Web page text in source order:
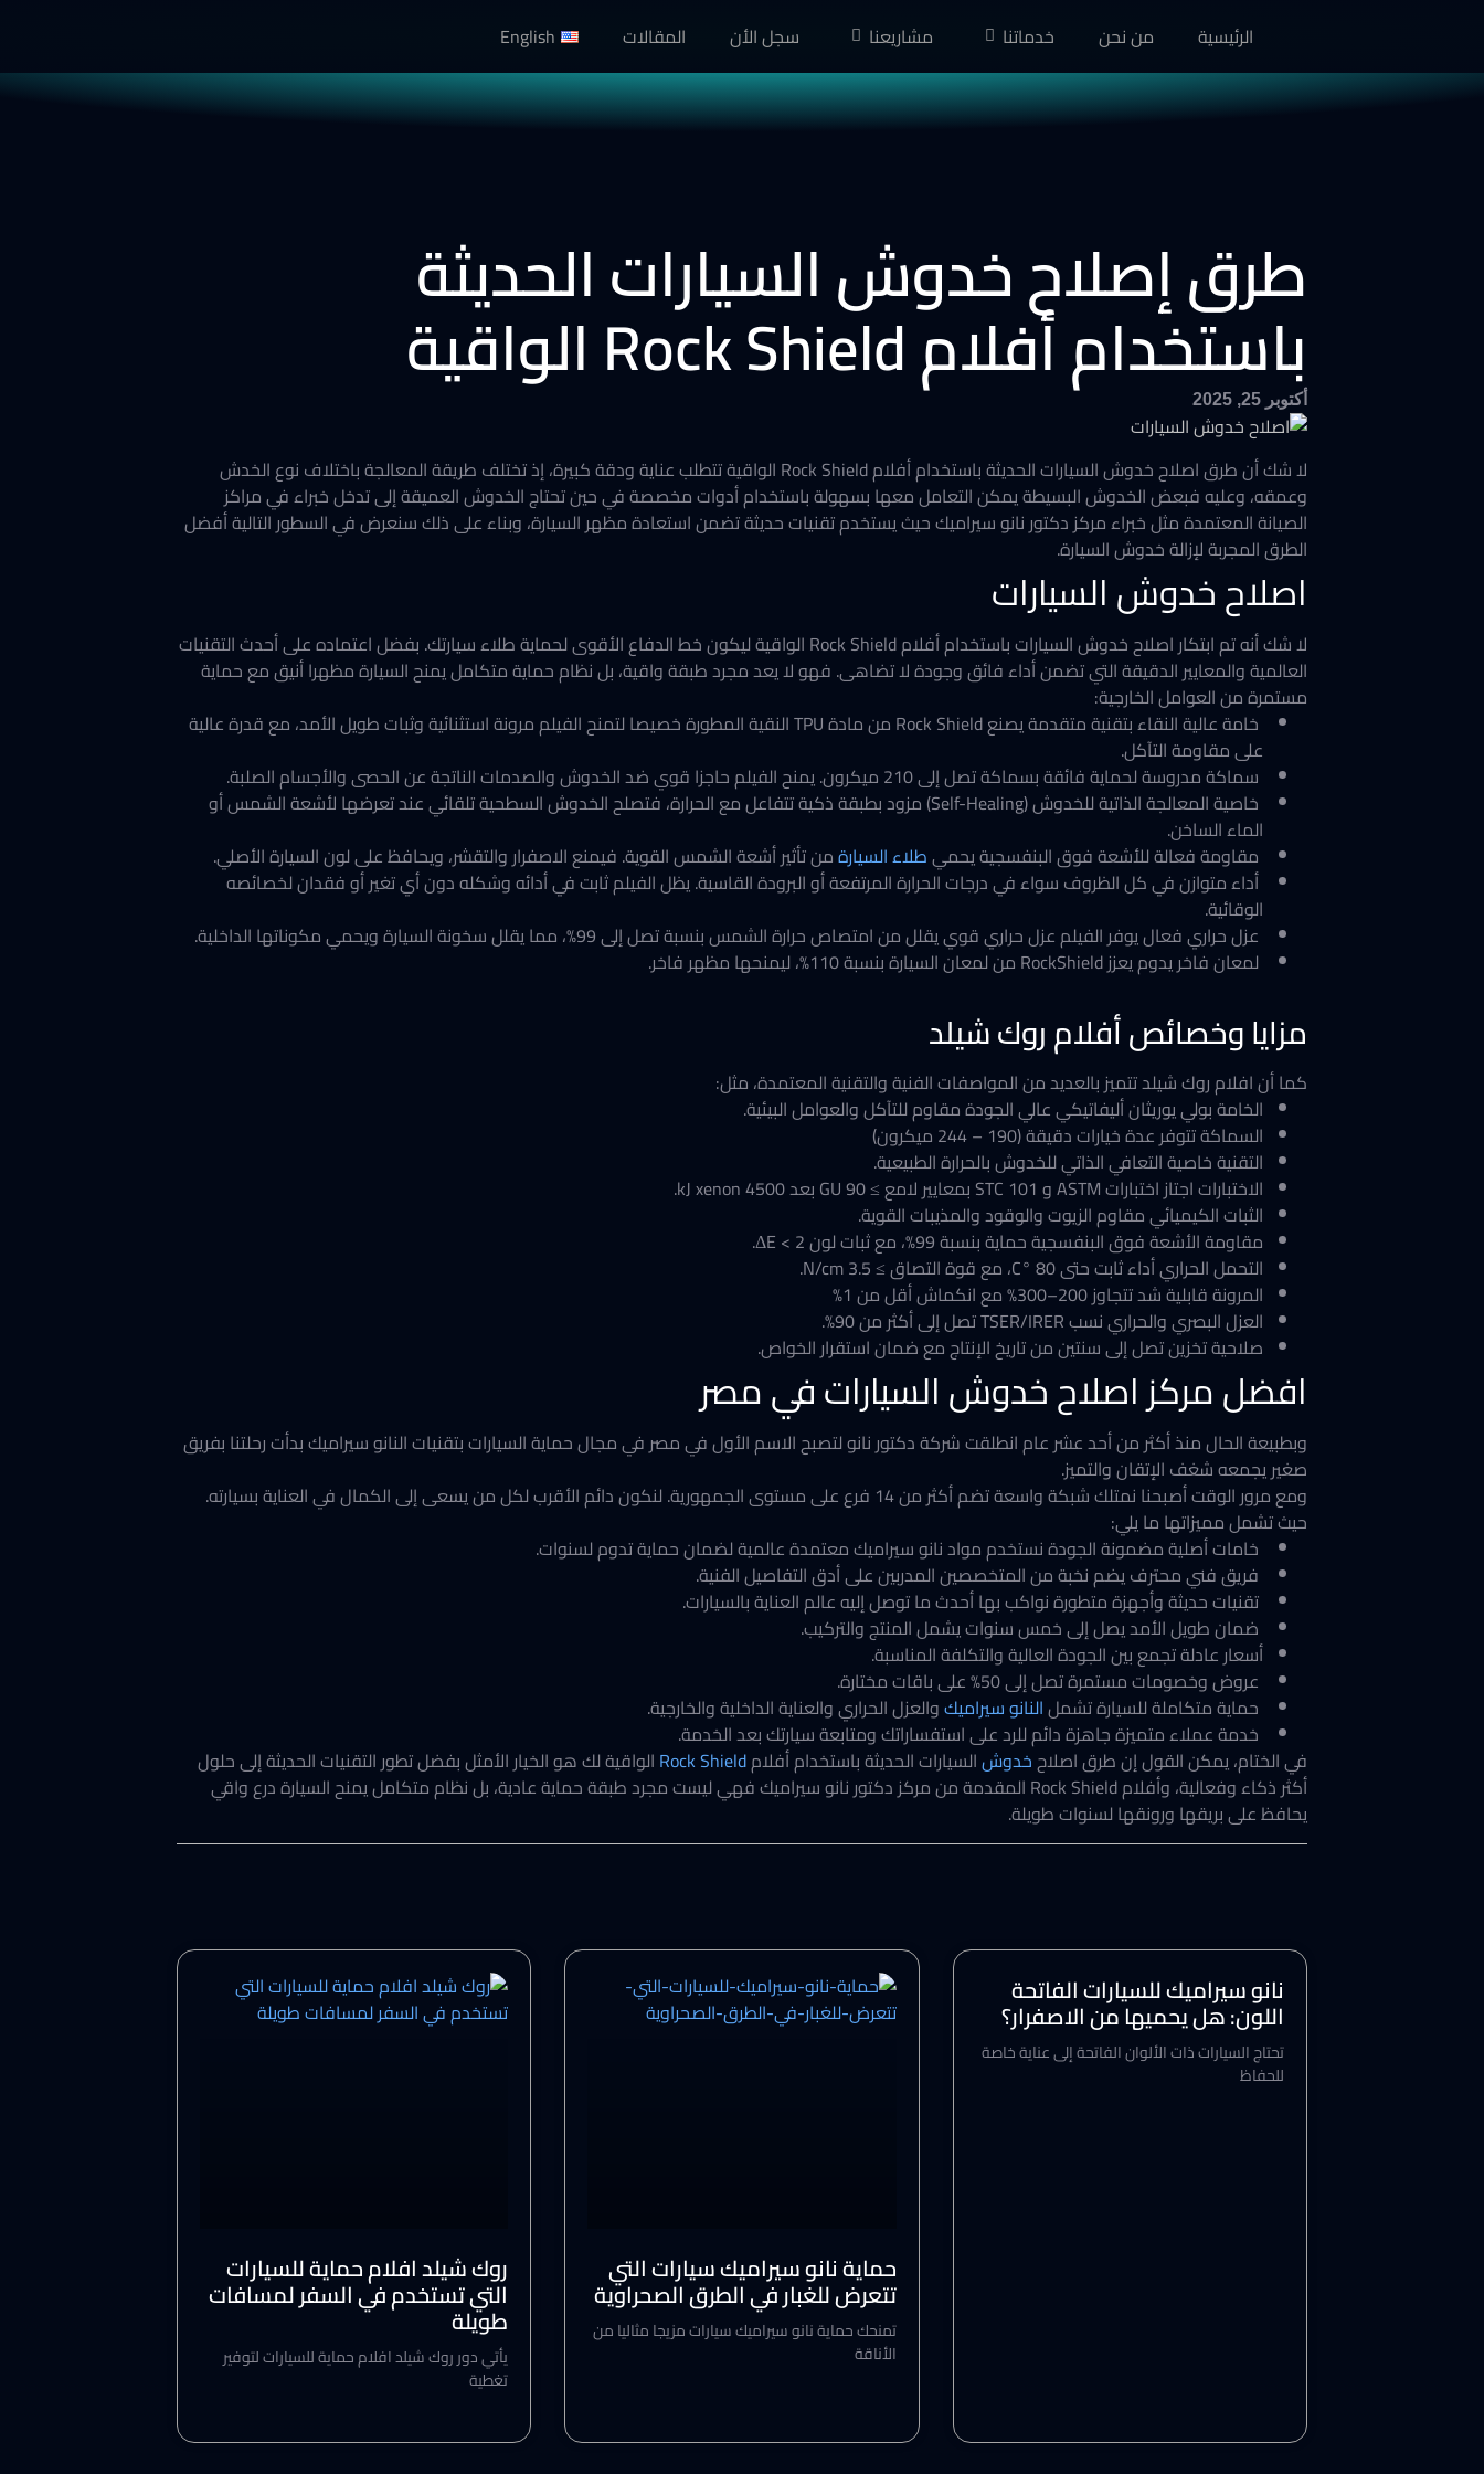
الرئيسية من نحن خدماتنا مشاريعنا سجل الأن المقالات English
طرق إصلاح خدوش السيارات الحديثة
باستخدام أفلام Rock Shield الواقية
أكتوبر 25, 2025
لا شك أن طرق اصلاح خدوش السيارات الحديثة باستخدام أفلام Rock Shield الواقية تتطلب عناية ودقة كبيرة، إذ تختلف طريقة المعالجة باختلاف نوع الخدش
وعمقه، وعليه فبعض الخدوش البسيطة يمكن التعامل معها بسهولة باستخدام أدوات مخصصة في حين تحتاج الخدوش العميقة إلى تدخل خبراء في مراكز
الصيانة المعتمدة مثل خبراء مركز دكتور نانو سيراميك حيث يستخدم تقنيات حديثة تضمن استعادة مظهر السيارة، وبناء على ذلك سنعرض في السطور التالية أفضل
الطرق المجربة لإزالة خدوش السيارة.
اصلاح خدوش السيارات
لا شك أنه تم ابتكار اصلاح خدوش السيارات
باستخدام أفلام Rock Shield الواقية ليكون خط الدفاع الأقوى لحماية طلاء سيارتك. بفضل اعتماده على أحدث التقنيات
العالمية والمعايير الدقيقة التي تضمن أداء فائق وجودة لا تضاهى. فهو لا يعد مجرد طبقة واقية، بل نظام حماية متكامل يمنح السيارة مظهرا أنيق مع حماية
مستمرة من العوامل الخارجية:
خامة عالية النقاء بتقنية متقدمة يصنع Rock Shield من مادة TPU النقية المطورة خصيصا لتمنح الفيلم مرونة استثنائية وثبات طويل الأمد، مع قدرة عالية
على مقاومة التآكل.
سماكة مدروسة لحماية فائقة بسماكة تصل إلى 210 ميكرون. يمنح الفيلم حاجزا قوي ضد الخدوش والصدمات الناتجة عن الحصى والأجسام الصلبة.
خاصية المعالجة الذاتية للخدوش (Self-Healing) مزود بطبقة ذكية تتفاعل مع الحرارة، فتصلح الخدوش السطحية تلقائي عند تعرضها لأشعة الشمس أو
الماء الساخن.
مقاومة فعالة للأشعة فوق البنفسجية يحميطلاء السيارةمن تأثير أشعة الشمس القوية. فيمنع الاصفرار والتقشر، ويحافظ على لون السيارة الأصلي.
أداء متوازن في كل الظروف سواء في درجات الحرارة المرتفعة أو البرودة القاسية. يظل الفيلم ثابت في أدائه وشكله دون أي تغير أو فقدان لخصائصه
الوقائية.
عزل حراري فعال يوفر الفيلم عزل حراري قوي يقلل من امتصاص حرارة الشمس بنسبة تصل إلى 99%، مما يقلل سخونة السيارة ويحمي مكوناتها الداخلية.
لمعان فاخر يدوم يعزز RockShield من لمعان السيارة بنسبة 110%، ليمنحها مظهر فاخر.
مزايا وخصائص أفلام روك شيلد
كما أن افلام روك شيلد تتميز بالعديد من المواصفات الفنية والتقنية المعتمدة، مثل:
الخامة بولي يوريثان أليفاتيكي عالي الجودة مقاوم للتآكل والعوامل البيئية.
السماكة تتوفر عدة خيارات دقيقة (190 – 244 ميكرون)
التقنية خاصية التعافي الذاتي للخدوش بالحرارة الطبيعية.
الاختبارات اجتاز اختبارات ASTM و STC 101 بمعايير لامع ≥ 90 GU بعد 4500 kJ xenon.
الثبات الكيميائي مقاوم الزيوت والوقود والمذيبات القوية.
مقاومة الأشعة فوق البنفسجية حماية بنسبة 99%، مع ثبات لون ΔE < 2.
التحمل الحراري أداء ثابت حتى 80 °C، مع قوة التصاق ≥ 3.5 N/cm.
المرونة قابلية شد تتجاوز 200–300% مع انكماش أقل من 1%
العزل البصري والحراري نسب TSER/IRER تصل إلى أكثر من 90%.
صلاحية تخزين تصل إلى سنتين من تاريخ الإنتاج مع ضمان استقرار الخواص.
افضل مركز اصلاح خدوش السيارات في مصر
وبطبيعة الحال منذ أكثر من أحد عشر عام انطلقت شركة دكتور نانو لتصبح الاسم الأول في مصر في مجال حماية السيارات بتقنيات النانو سيراميك بدأت رحلتنا بفريق
صغير يجمعه شغف الإتقان والتميز.
ومع مرور الوقت أصبحنا نمتلك شبكة واسعة تضم أكثر من 14 فرع على مستوى الجمهورية. لنكون دائم الأقرب لكل من يسعى إلى الكمال في العناية بسيارته.
حيث تشمل مميزاتها ما يلي:
خامات أصلية مضمونة الجودة نستخدم مواد نانو سيراميك معتمدة عالمية لضمان حماية تدوم لسنوات.
فريق فني محترف يضم نخبة من المتخصصين المدربين على أدق التفاصيل الفنية.
تقنيات حديثة وأجهزة متطورة نواكب بها أحدث ما توصل إليه عالم العناية بالسيارات.
ضمان طويل الأمد يصل إلى خمس سنوات يشمل المنتج والتركيب.
أسعار عادلة تجمع بين الجودة العالية والتكلفة المناسبة.
عروض وخصومات مستمرة تصل إلى 50% على باقات مختارة.
حماية متكاملة للسيارة تشملالنانو سيراميكوالعزل الحراري والعناية الداخلية والخارجية.
خدمة عملاء متميزة جاهزة دائم للرد على استفساراتك ومتابعة سيارتك بعد الخدمة.
في الختام، يمكن القول إن طرق اصلاحخدوشالسيارات الحديثة باستخدام أفلام
الواقية لك هو الخيار الأمثل بفضل تطور التقنيات الحديثة إلى حلول
أكثر ذكاء وفعالية، وأفلام Rock Shield المقدمة من مركز دكتور نانو سيراميك فهي ليست مجرد طبقة حماية عادية، بل نظام متكامل يمنح السيارة درع واقي
يحافظ على بريقها ورونقها لسنوات طويلة.
نانو سيراميك للسيارات الفاتحة
اللون: هل يحميها من الاصفرار؟
تحتاج السيارات ذات الألوان الفاتحة إلى عناية خاصة
للحفاظ
حماية نانو سيراميك سيارات التي
تتعرض للغبار في الطرق الصحراوية
تمنحك حماية نانو سيراميك سيارات مزيجا مثاليا من
الأناقة
روك شيلد افلام حماية للسيارات
التي تستخدم في السفر لمسافات
طويلة
يأتي دور روك شيلد افلام حماية للسيارات لتوفير
تغطية